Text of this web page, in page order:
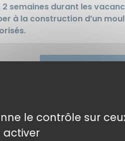
semaines durant les
à la construction d’un
En savoir + sur le
notre projet, vous
le contrôle sur
activer